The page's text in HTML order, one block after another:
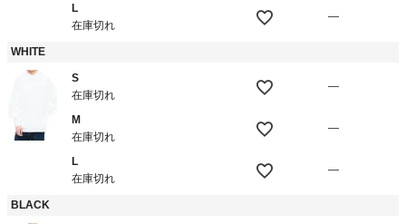
L
在庫切れ
—
WHITE
S
在庫切れ
—
M
在庫切れ
—
L
在庫切れ
—
BLACK